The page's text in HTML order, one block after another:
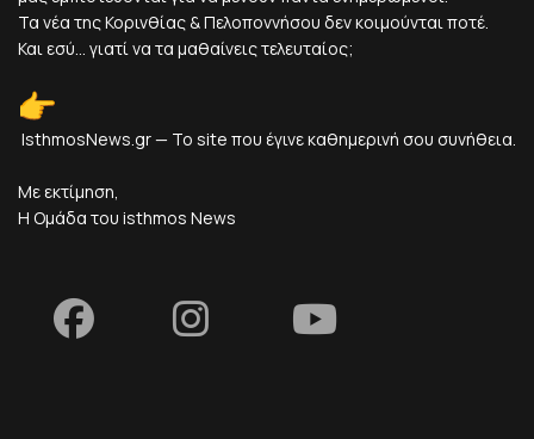
Τα νέα της Κορινθίας & Πελοποννήσου δεν κοιμούνται ποτέ.
Και εσύ... γιατί να τα μαθαίνεις τελευταίος;
IsthmosNews.gr — Το site που έγινε καθημερινή σου συνήθεια.
Με εκτίμηση,
Η Ομάδα του isthmos News